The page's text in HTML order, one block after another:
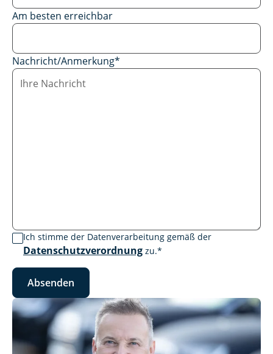
Am besten erreichbar
Nachricht/Anmerkung*
Ich stimme der Datenverarbeitung gemäß der
Datenschutzverordnung zu.*
Absenden